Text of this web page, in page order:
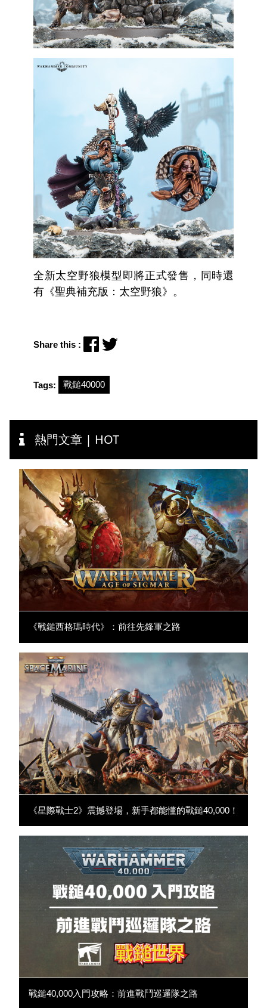
全新太空野狼模型即將正式發售，同時還
有《聖典補充版：太空野狼》。
Share this :
Tags: 戰鎚40000
熱門文章 | HOT
《戰鎚西格瑪時代》：前往先鋒軍之路
《星際戰士2》震撼登場，新手都能懂的戰鎚40,000！
戰鎚40,000入門攻略：前進戰鬥巡邏隊之路